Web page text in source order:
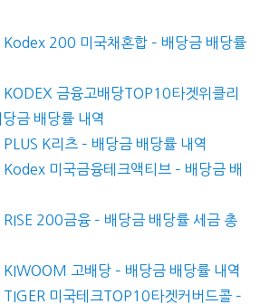
Kodex 200 미국채혼합 – 배당금 배당률
KODEX 금융고배당TOP10타겟위클리
금 배당률 내역
PLUS K리츠 – 배당금 배당률 내역
Kodex 미국금융테크액티브 – 배당금 배
RISE 200금융 – 배당금 배당률 세금 총
KIWOOM 고배당 – 배당금 배당률 내역
TIGER 미국테크TOP10타겟커버드콜 –